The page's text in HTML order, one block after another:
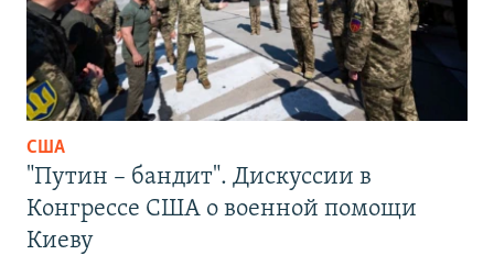
США
"Путин – бандит". Дискуссии в
Конгрессе США о военной помощи
Киеву